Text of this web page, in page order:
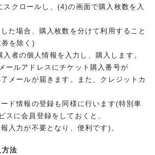
クロールし、(4)の画面で購入枚数を入
場合、購入枚数を分けて利用すること
を除く)
者の個人情報を入力し、購入します。
ールアドレスにチケット購入番号が
ールが届きます。また、クレジットカ
情報の登録も同様に行います(特別車
スに会員登録をしておくと、
力が不要となり、便利です)。
方法